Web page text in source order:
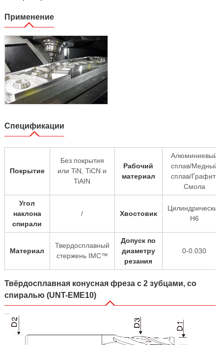
Применение
Спецификации
Покрытие
Без покрытия
или TiN, TiCN и
TiAIN
Рабочий
материал
Алюминиевый
сплав/Медный
сплав/Графит/
Смола
Угол
наклона
спирали
/ Хвостовик
H6
Материал
Твердосплавный
стержень IMC™
Допуск по
диаметру
резания
0-0.030
Твёрдосплавная конусная фреза с 2 зубцами, со
спиралью (UNT-EME10)